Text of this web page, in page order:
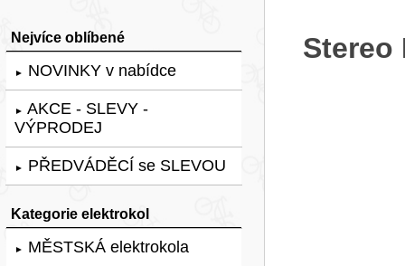
Nejvíce oblíbené
► NOVINKY v nabídce
► AKCE - SLEVY -
VÝPRODEJ
► PŘEDVÁDĚCÍ se SLEVOU
Kategorie elektrokol
► MĚSTSKÁ elektrokola
Stereo